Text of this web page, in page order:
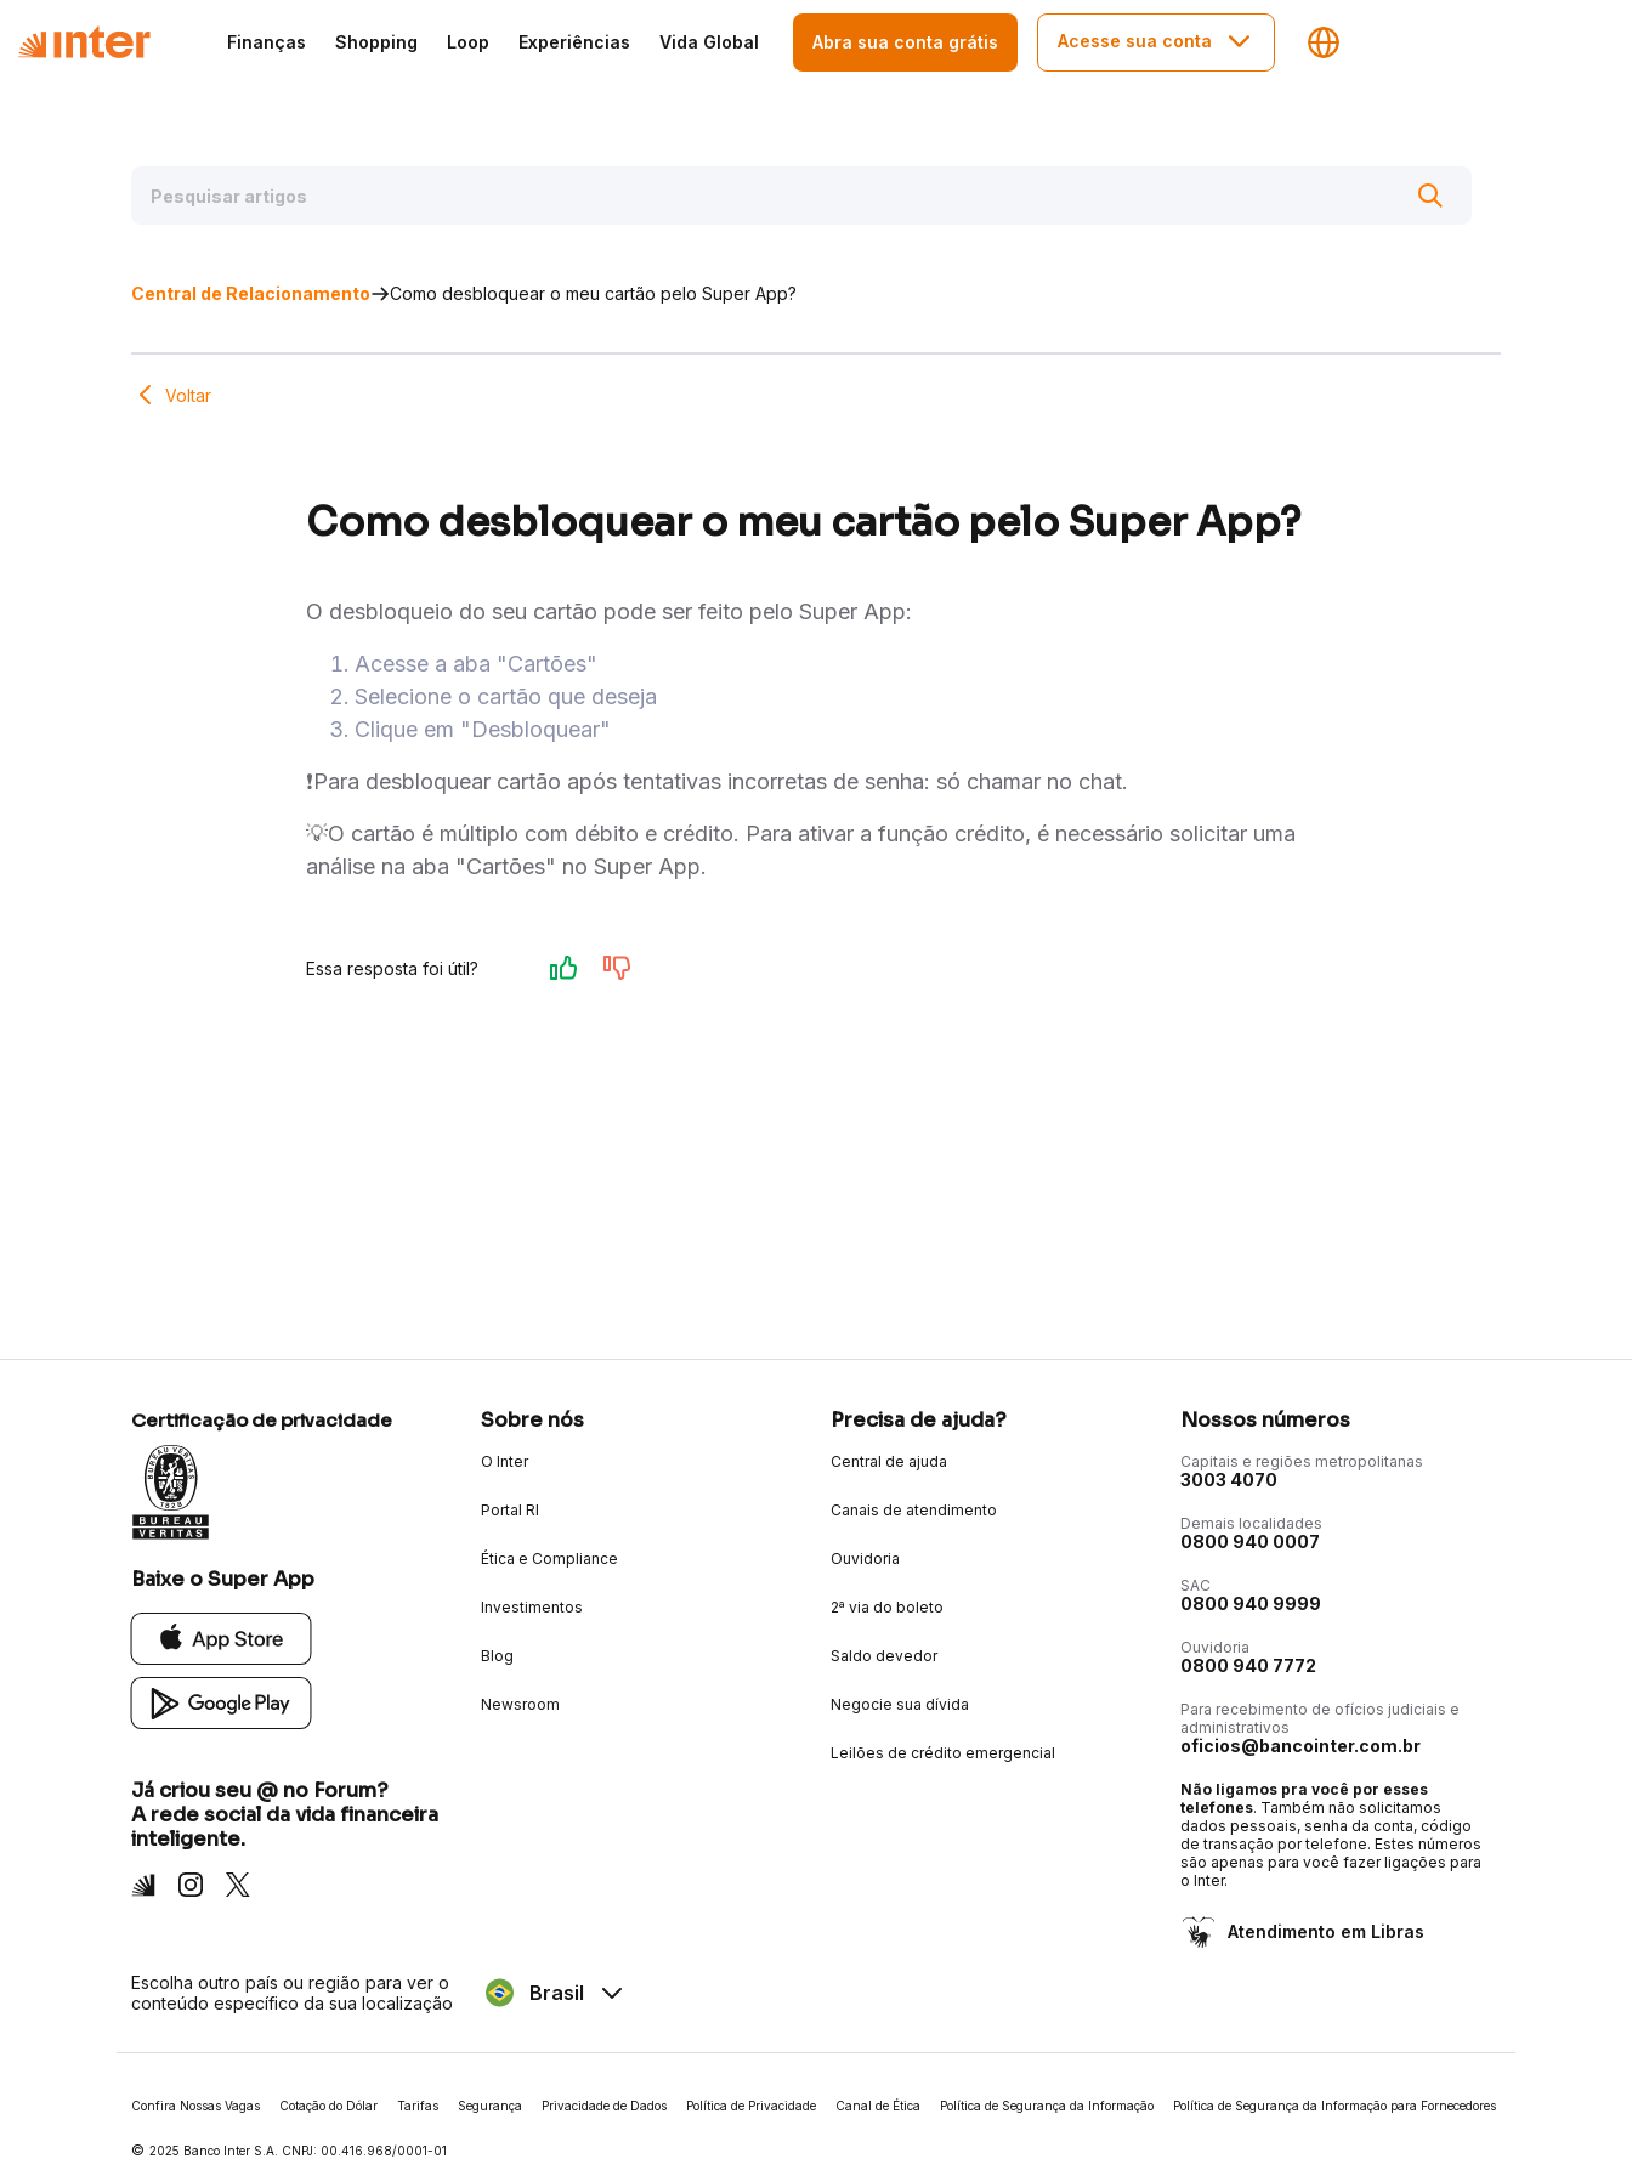
Finanças Shopping Loop Experiências Vida Global Abra sua conta grátis Acesse sua conta
Central de Relacionamento Como desbloquear o meu cartão pelo Super App?
Voltar
Como desbloquear o meu cartão pelo Super App?
O desbloqueio do seu cartão pode ser feito pelo Super App:
Acesse a aba "Cartões"
Selecione o cartão que deseja
Clique em "Desbloquear"
❗️Para desbloquear cartão após tentativas incorretas de senha: só chamar no chat.
💡O cartão é múltiplo com débito e crédito. Para ativar a função crédito, é necessário solicitar uma
análise na aba "Cartões" no Super App.
Essa resposta foi útil?
Certificação de privacidade
Baixe o Super App
Já criou seu @ no Forum?
A rede social da vida financeira
inteligente.
Inter Instagram
X
Sobre nós
O Inter
Portal RI
Ética e Compliance
Investimentos
Blog
Newsroom
Precisa de ajuda?
Central de ajuda
Canais de atendimento
Ouvidoria
2ª via do boleto
Saldo devedor
Negocie sua dívida
Leilões de crédito emergencial
Nossos números
Capitais e regiões metropolitanas
3003 4070
Demais localidades
0800 940 0007
SAC
0800 940 9999
Ouvidoria
0800 940 7772
Para recebimento de ofícios judiciais e
administrativos
oficios@bancointer.com.br
Não ligamos pra você por esses
telefones. Também não solicitamos
dados pessoais, senha da conta, código
de transação por telefone. Estes números
são apenas para você fazer ligações para
o Inter.
Atendimento em Libras
Escolha outro país ou região para ver o
conteúdo específico da sua localização
Brasil
Confira Nossas Vagas Cotação do Dólar Tarifas Segurança Privacidade de Dados Política de Privacidade Canal de Ética Política de Segurança da Informação Política de Segurança da Informação para Fornecedores
© 2025 Banco Inter S.A. CNPJ: 00.416.968/0001-01